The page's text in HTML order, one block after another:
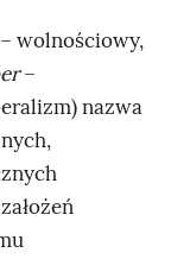
wolnościowy,
–
nazwa